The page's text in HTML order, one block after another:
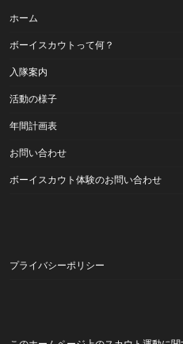
ホーム
ボーイスカウトって何？
入隊案内
活動の様子
年間計画表
お問い合わせ
ボーイスカウト体験のお問い合わせ
プライバシーポリシー